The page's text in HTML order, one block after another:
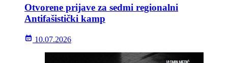
Otvorene prijave za sedmi regionalni
Antifašistički kamp
10.07.2026